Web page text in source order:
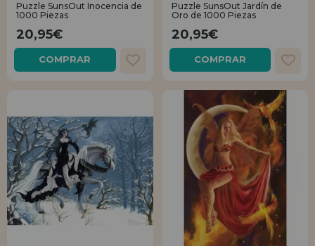
Puzzle SunsOut Inocencia de
1000 Piezas
20,95€
COMPRAR
Puzzle SunsOut Jardín de
Oro de 1000 Piezas
20,95€
COMPRAR